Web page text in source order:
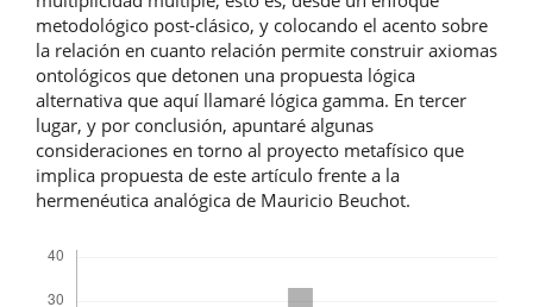
metodológico post-clásico, y colocando el acento sobre
la relación en cuanto relación permite construir axiomas
ontológicos que detonen una propuesta lógica
alternativa que aquí llamaré lógica gamma. En tercer
lugar, y por conclusión, apuntaré algunas
consideraciones en torno al proyecto metafísico que
implica propuesta de este artículo frente a la
hermenéutica analógica de Mauricio Beuchot.